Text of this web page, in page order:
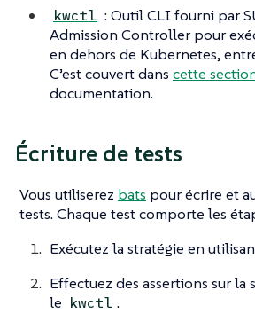
kwctl : Outil CLI fourni par
Admission Controller pour
en dehors de Kubernetes,
C’est couvert dans cette
documentation.
Écriture de tests
Vous utiliserez bats pour écrire et
tests. Chaque test comporte les
Exécutez la stratégie en
Effectuez des assertions sur
le kwctl .